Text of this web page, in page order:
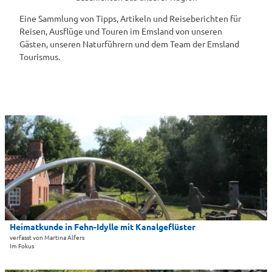
Eine Sammlung von Tipps, Artikeln und Reiseberichten für
Reisen, Ausflüge und Touren im Emsland von unseren
Gästen, unseren Naturführern und dem Team der Emsland
Tourismus.
D
e
a
i
l
s
e
i Emsland Tourismus GmbH |CC-BY-SA
Heimatkunde in Fehn-Idylle mit Kanalgeflüster
verfasst von Martina Alfers
Im Fokus